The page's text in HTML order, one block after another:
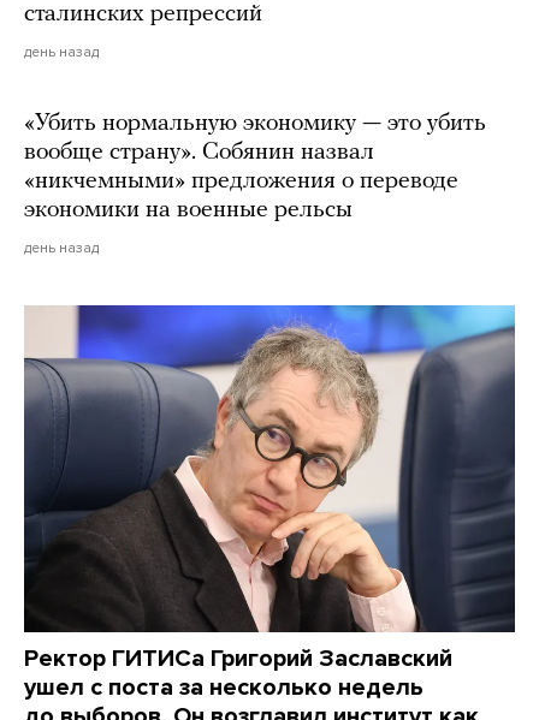
сталинских репрессий
день назад
«Убить нормальную экономику — это убить
вообще страну». Собянин назвал
«никчемными» предложения о переводе
экономики на военные рельсы
день назад
Ректор ГИТИСа Григорий Заславский
ушел с поста за несколько недель